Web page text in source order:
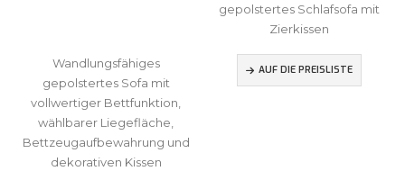
Wandlungsfähiges
gepolstertes Sofa mit
vollwertiger Bettfunktion,
wählbarer Liegefläche,
Bettzeugaufbewahrung und
dekorativen Kissen
gepolstertes Schlafsofa mit
Zierkissen
AUF DIE PREISLISTE